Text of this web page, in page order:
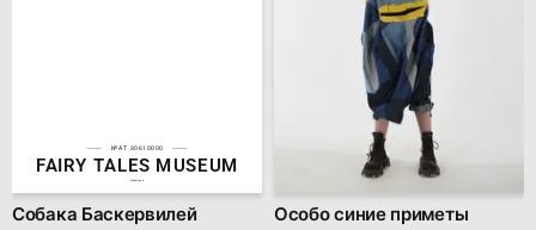
№AT 30610000
FAIRY TALES MUSEUM
hsedesign.ru
Собака Баскервилей Особо синие приметы